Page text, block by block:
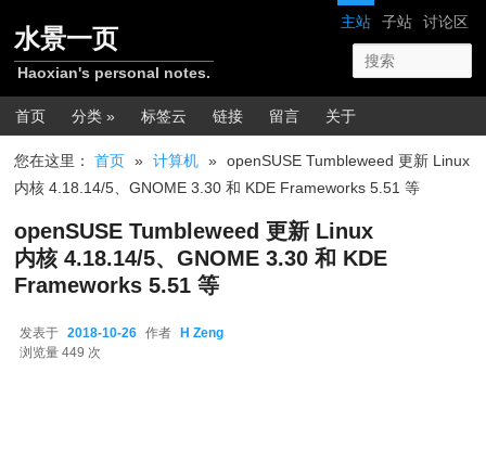
网站导航
主站 子站 讨论区
水景一页
Haoxian's personal notes.
主菜单
首页 分类 » 标签云 链接 留言 关于
您在这里：首页 » 计算机 » openSUSE Tumbleweed 更新 Linux
内核 4.18.14/5、GNOME 3.30 和 KDE Frameworks 5.51 等
openSUSE Tumbleweed 更新 Linux
内核 4.18.14/5、GNOME 3.30 和 KDE
Frameworks 5.51 等
发表于 2018-10-26 作者 H Zeng
浏览量 449 次